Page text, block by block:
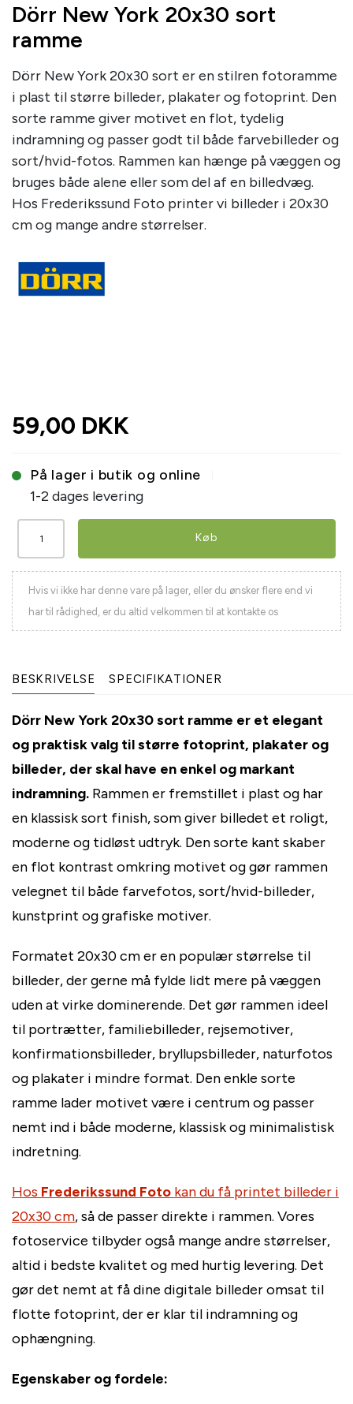
Dörr New York 20x30 sort
ramme
Dörr New York 20x30 sort er en stilren fotoramme
i plast til større billeder, plakater og fotoprint. Den
sorte ramme giver motivet en flot, tydelig
indramning og passer godt til både farvebilleder og
sort/hvid-fotos. Rammen kan hænge på væggen og
bruges både alene eller som del af en billedvæg.
Hos Frederikssund Foto printer vi billeder i 20x30
cm og mange andre størrelser.
59,00 DKK
På lager i butik og online
1-2 dages levering
Køb
Hvis vi ikke har denne vare på lager, eller du ønsker flere end vi
har til rådighed, er du altid velkommen til at kontakte os
BESKRIVELSE SPECIFIKATIONER
Dörr New York 20x30 sort ramme er et elegant
og praktisk valg til større fotoprint, plakater og
billeder, der skal have en enkel og markant
indramning. Rammen er fremstillet i plast og har
en klassisk sort finish, som giver billedet et roligt,
moderne og tidløst udtryk. Den sorte kant skaber
en flot kontrast omkring motivet og gør rammen
velegnet til både farvefotos, sort/hvid-billeder,
kunstprint og grafiske motiver.
Formatet 20x30 cm er en populær størrelse til
billeder, der gerne må fylde lidt mere på væggen
uden at virke dominerende. Det gør rammen ideel
til portrætter, familiebilleder, rejsemotiver,
konfirmationsbilleder, bryllupsbilleder, naturfotos
og plakater i mindre format. Den enkle sorte
ramme lader motivet være i centrum og passer
nemt ind i både moderne, klassisk og minimalistisk
indretning.
Hos Frederikssund Foto kan du få printet billeder i
20x30 cm, så de passer direkte i rammen. Vores
fotoservice tilbyder også mange andre størrelser,
altid i bedste kvalitet og med hurtig levering. Det
gør det nemt at få dine digitale billeder omsat til
flotte fotoprint, der er klar til indramning og
ophængning.
Egenskaber og fordele: